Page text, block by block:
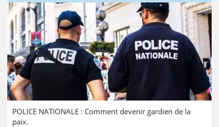
POLICE NATIONALE : Comment devenir gardien de la
paix.